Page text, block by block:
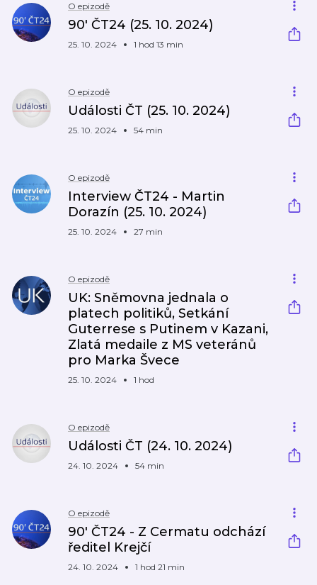
O epizodě
90' ČT24 (25. 10. 2024)
25. 10. 2024 1 hod 13 min
O epizodě
Události ČT (25. 10. 2024)
25. 10. 2024 54 min
O epizodě
Interview ČT24 - Martin
Dorazín (25. 10. 2024)
25. 10. 2024 27 min
O epizodě
UK: Sněmovna jednala o
platech politiků, Setkání
Guterrese s Putinem v Kazani,
Zlatá medaile z MS veteránů
pro Marka Švece
25. 10. 2024 1 hod
O epizodě
Události ČT (24. 10. 2024)
24. 10. 2024 54 min
O epizodě
90′ ČT24 - Z Cermatu odchází
ředitel Krejčí
24. 10. 2024 1 hod 21 min